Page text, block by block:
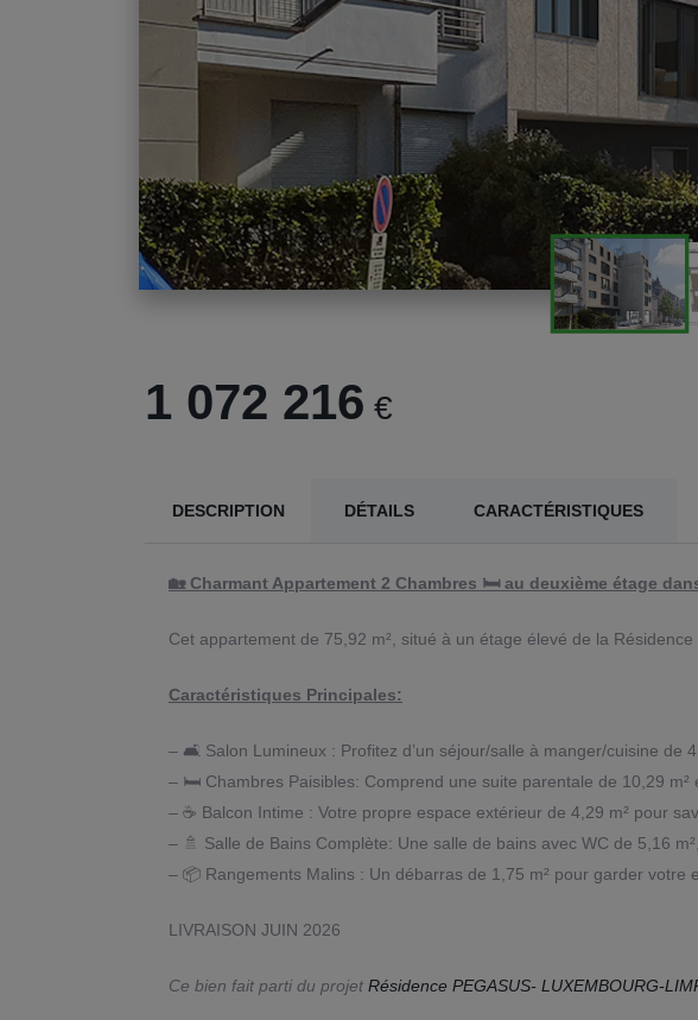
1 072 216 €
DESCRIPTION
DÉTAILS CARACTÉRISTIQUES
🏡 Charmant Appartement 2 Chambres 🛏 au deuxième étage
Cet appartement de 75,92 m², situé à un étage élevé de la
Caractéristiques Principales:
– 🛋 Salon Lumineux : Profitez d’un séjour/salle à manger/cuisine de
– 🛏 Chambres Paisibles: Comprend une suite parentale de 10,29
– ☕ Balcon Intime : Votre propre espace extérieur de 4,29 m² pour
– 🚿 Salle de Bains Complète: Une salle de bains avec WC de 5,16
– 📦 Rangements Malins : Un débarras de 1,75 m² pour garder votre
LIVRAISON JUIN 2026
Ce bien fait parti du projet Résidence PEGASUS- LUXEMBOURG-